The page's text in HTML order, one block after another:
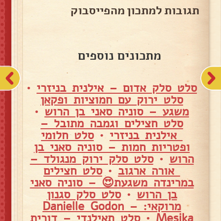
תגובות למתכון מהפייסבוק
מתכונים נוספים
סלט סלק אדום – אילנית בניזרי •
סלט ירוק עם חמוציות ופקאן
משגע – סוניה סאני בן הרוש •
סלט חצילים וגמבה מתובל –
אילנית בניזרי •סלט חלומי
ופטריות חמות – סוניה סאני בן
הרוש •סלט סלק ירוק מנגולד –
אורה ארגוב•סלט חצילים
במרינדה משגעת😍 – סוניה סאני
בן הרוש •סלט סלק סגנון
מרוקאי: – Danielle Godon